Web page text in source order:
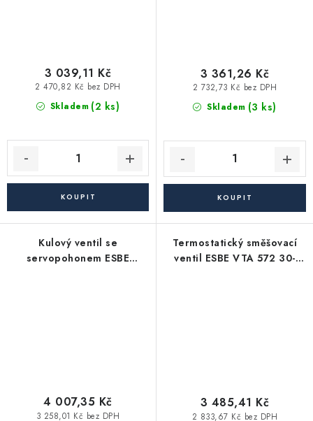
Skladem (2 ks)
2 470,82 Kč bez DPH
3 039,11 Kč
Skladem (3 ks)
2 732,73 Kč bez DPH
3 361,26 Kč
Kulový ventil se
servopohonem ESBE
3 258,01 Kč bez DPH
4 007,35 Kč
Termostatický směšovací
ventil ESBE VTA 572 30-
2 833,67 Kč bez DPH
3 485,41 Kč